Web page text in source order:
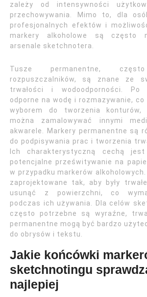
zależy od intensywności
przechowywania. Mimo to, dla
profesjonalnych efektów i
markery alkoholowe są często
arsenale sketchnotera.
Tusze permanentne,
rozpuszczalników, są znane ze
trwałości i wodoodporności. Po
odporne na wodę i rozmazywanie,
wyborem do tworzenia konturów,
można zamalowywać innymi
akwarele. Markery permanentne są
do podpisywania prac i tworzenia
Ich charakterystyczną cechą
potencjalne prześwitywanie na
w przypadku markerów
zaprojektowane tak, aby były
usunąć z powierzchni, co
podczas ich używania. Dla celów
często potrzebne są wyraźne,
permanentne mogą być bardzo
do obrysów i tekstu.
Jakie końcówki
sketchnotingu
najlepiej